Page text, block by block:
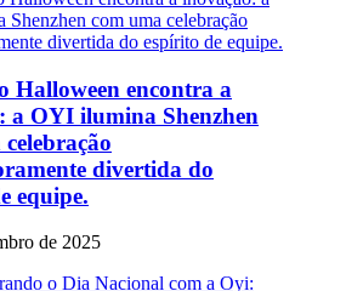
Halloween encontra a
a OYI ilumina Shenzhen
divertida do
equipe.
de 2025